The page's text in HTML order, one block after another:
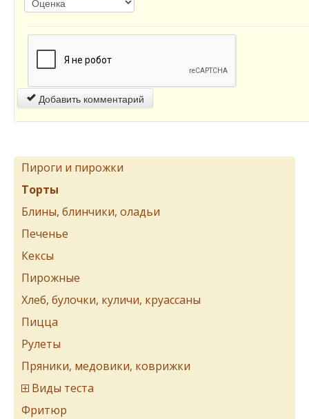
Добавить комментарий
Пироги и пирожки
Торты
Блины, блинчики, оладьи
Печенье
Кексы
Пирожные
Хлеб, булочки, куличи, круассаны
Пицца
Рулеты
Пряники, медовики, коврижки
Виды теста
Фритюр